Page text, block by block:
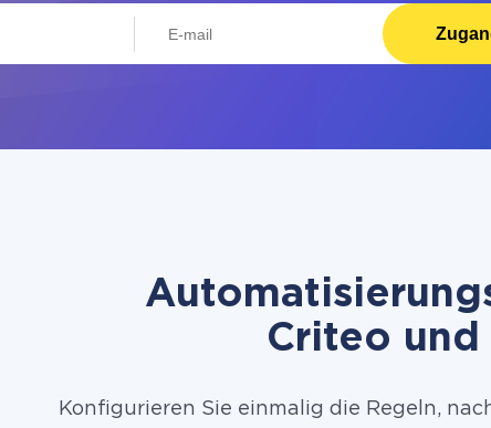
Criteo und
Konfigurieren Sie einmalig die Regeln,